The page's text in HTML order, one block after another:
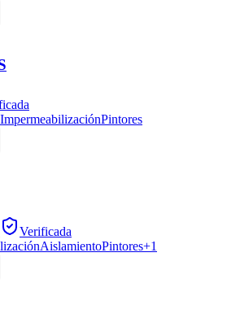
ImpermeabilizaciónPintores
Verificada
AislamientoPintores+1